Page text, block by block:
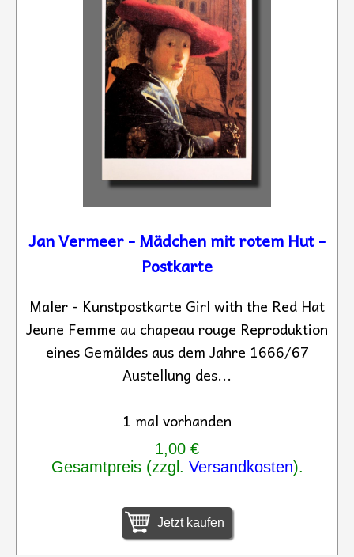
Jan Vermeer - Mädchen mit rotem Hut -
Postkarte
Maler - Kunstpostkarte Girl with the Red Hat
Jeune Femme au chapeau rouge Reproduktion
eines Gemäldes aus dem Jahre 1666/67
Austellung des...
1 mal vorhanden
1,00 €
Gesamtpreis (zzgl. Versandkosten).
Jetzt kaufen